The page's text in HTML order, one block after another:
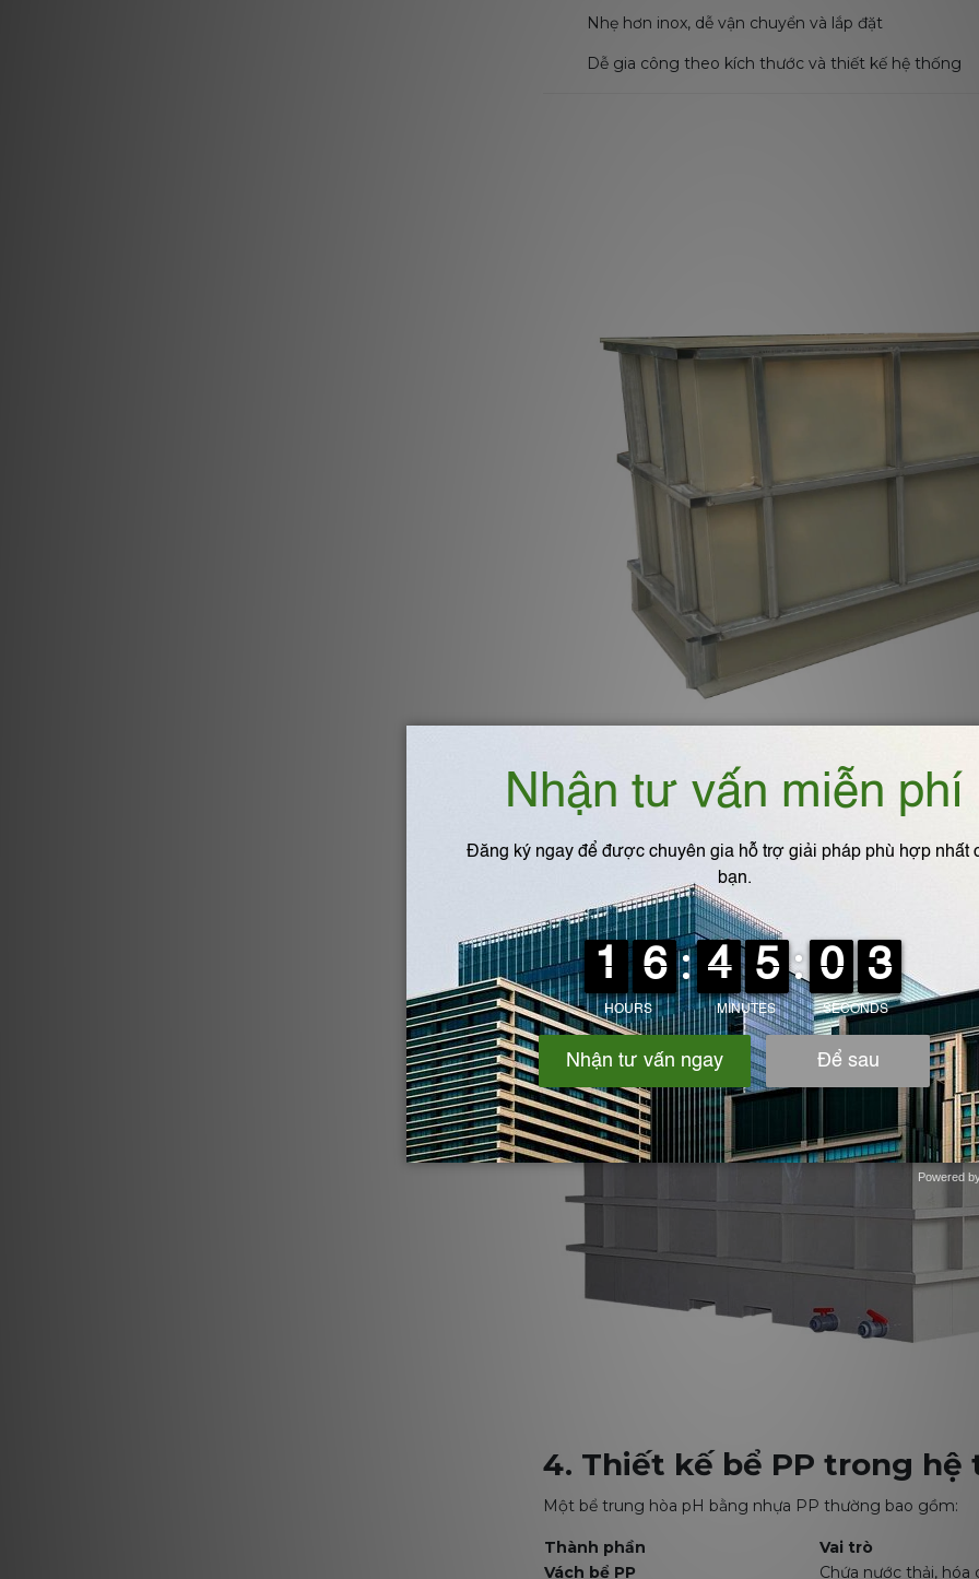
Nhẹ hơn inox, dễ vận chuyển và lắp đặt
Dễ gia công theo kích thước và thiết kế hệ thống
4. Thiết kế bể PP trong
Một bể trung hòa pH bằng nhựa PP thường bao gồm:
Thành phần
Vai trò
Vách bể PP
Chứa nước thải,
Powered